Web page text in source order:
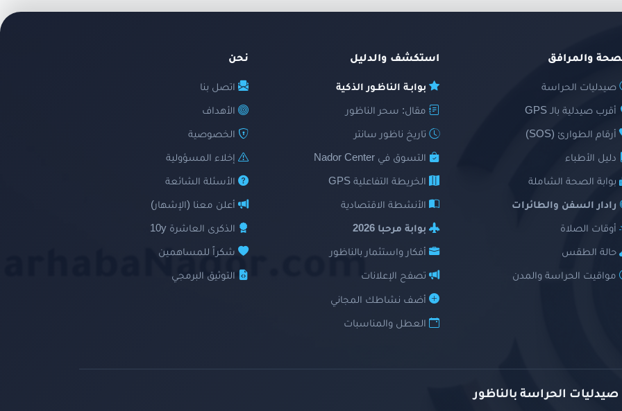
والمرافق
صيدليات الحراسة
أقرب صيدلية بالـ GPS
أرقام الطوارئ (SOS)
دليل الأطباء
بوابة الصحة الشاملة
رادار السفن والطائرات
أوقات الصلاة
حالة الطقس
مواقيت الحراسة والمدن
استكشف والدليل
بوابـة الناظـور الذكية
مقال: سحر الناظور
تاريخ ناظور سانتر
التسوق في Nador Center
الخريطة التفاعلية GPS
الأنشطة الاقتصادية
بوابة مرحبا 2026
أفكار واستثمار بالناظور
تصفح الإعلانات
أضف نشاطك المجاني
العطل والمناسبات
نحن
اتصل بنا
الأهداف
الخصوصية
إخلاء المسؤولية
الأسئلة الشائعة
أعلن معنا (الإشهار)
الذكرى العاشرة 10y
شكراً للمساهمين
التوثيق البرمجي
صيدليات الحراسة بالناظور